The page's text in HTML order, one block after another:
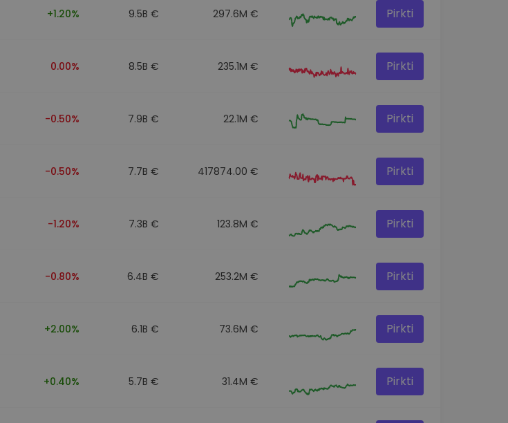
+1.20% 9.5B € 297.6M € Pirkti
0.00% 8.5B € 235.1M € Pirkti
-0.50% 7.9B € 22.1M € Pirkti
-0.50% 7.7B € 417874.00 € Pirkti
-1.20% 7.3B € 123.8M € Pirkti
-0.80% 6.4B € 253.2M € Pirkti
+2.00% 6.1B € 73.6M € Pirkti
+0.40% 5.7B € 31.4M € Pirkti